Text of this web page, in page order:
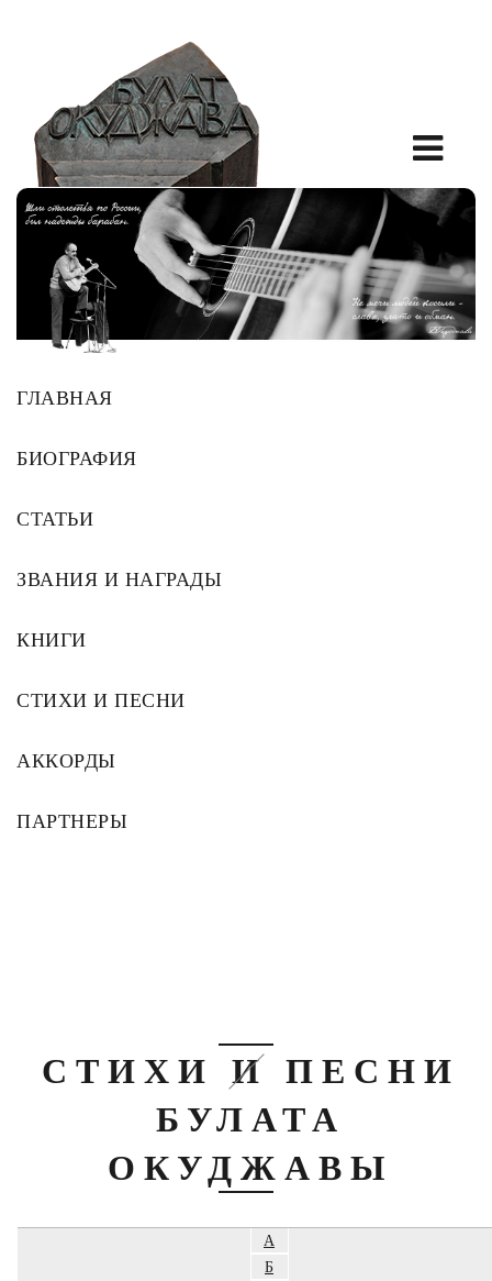
ГЛАВНАЯ
БИОГРАФИЯ
СТАТЬИ
ЗВАНИЯ И НАГРАДЫ
КНИГИ
СТИХИ И ПЕСНИ
АККОРДЫ
ПАРТНЕРЫ
СТИХИ И ПЕСНИ
БУЛАТА
ОКУДЖАВЫ
А
Б